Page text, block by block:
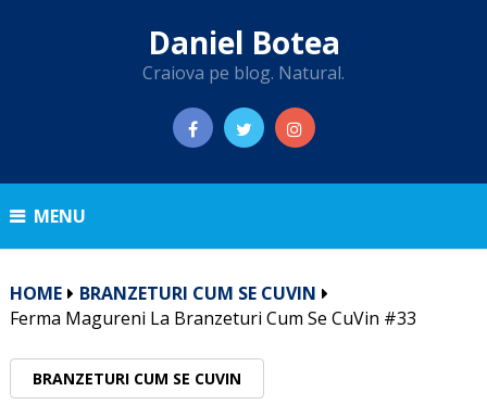
Daniel Botea
Craiova pe blog. Natural.
MENU
HOME
BRANZETURI CUM SE CUVIN
Ferma Magureni La Branzeturi Cum Se CuVin #33
BRANZETURI CUM SE CUVIN